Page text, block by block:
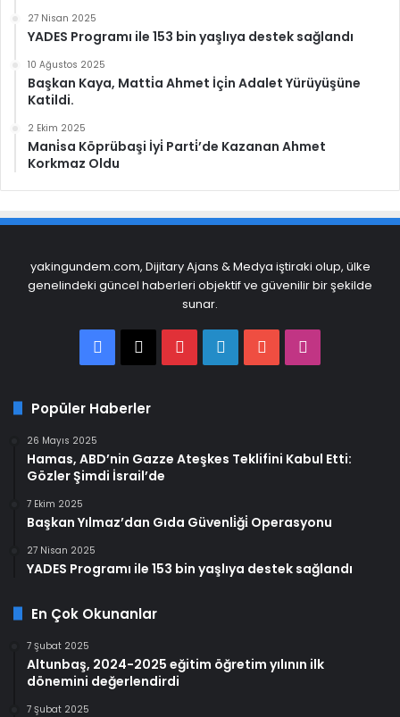
27 Nisan 2025
YADES Programı ile 153 bin yaşlıya destek sağlandı
10 Ağustos 2025
Başkan Kaya, Matti̇a Ahmet İçi̇n Adalet Yürüyüşüne
Katildi.
2 Ekim 2025
Mani̇sa Köprübaşi İyi̇ Parti̇’de Kazanan Ahmet
Korkmaz Oldu
yakingundem.com, Dijitary Ajans & Medya iştiraki olup, ülke
genelindeki güncel haberleri objektif ve güvenilir bir şekilde
sunar.
Facebook
X PinterestLinkedInYouTube
Popüler Haberler
26 Mayıs 2025
Hamas, ABD’nin Gazze Ateşkes Teklifini Kabul Etti:
Gözler Şimdi İsrail’de
7 Ekim 2025
Başkan Yılmaz’dan Gıda Güvenli̇ği̇ Operasyonu
27 Nisan 2025
YADES Programı ile 153 bin yaşlıya destek sağlandı
En Çok Okunanlar
7 Şubat 2025
Altunbaş, 2024-2025 eğitim öğretim yılının ilk
dönemini değerlendirdi
7 Şubat 2025